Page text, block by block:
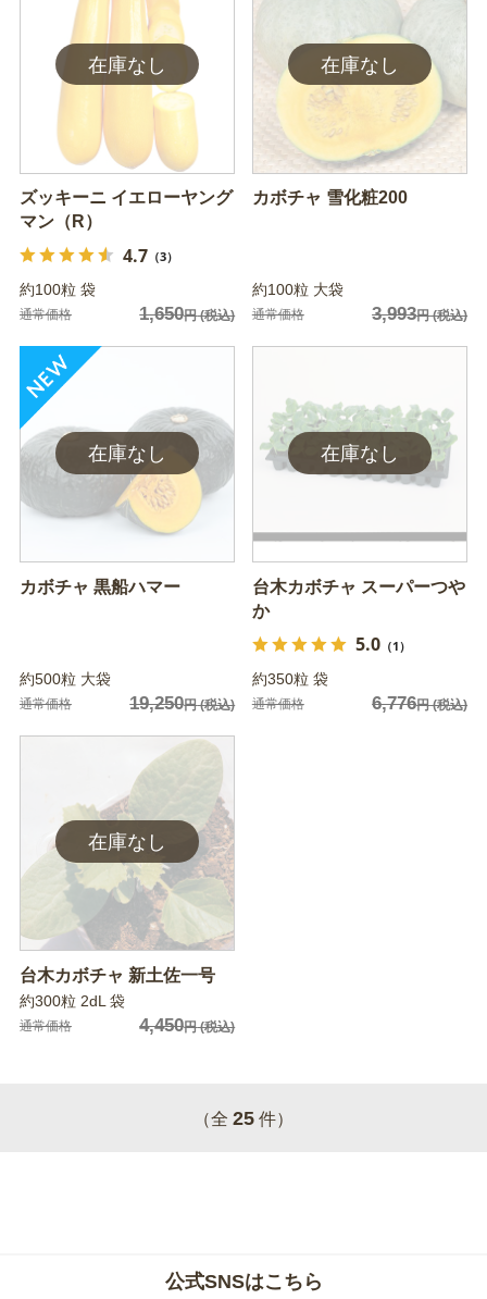
ズッキーニ イエローヤング
マン（R）
4.7（3）
約100粒 袋
通常価格 1,650円(税込)
カボチャ 雪化粧200
約100粒 大袋
通常価格 3,993円(税込)
カボチャ 黒船ハマー
約500粒 大袋
通常価格 19,250円(税込)
台木カボチャ スーパーつや
か
5.0（1）
約350粒 袋
通常価格 6,776円(税込)
台木カボチャ 新土佐一号
約300粒 2dL 袋
通常価格 4,450円(税込)
（全 25 件）
公式SNSはこちら